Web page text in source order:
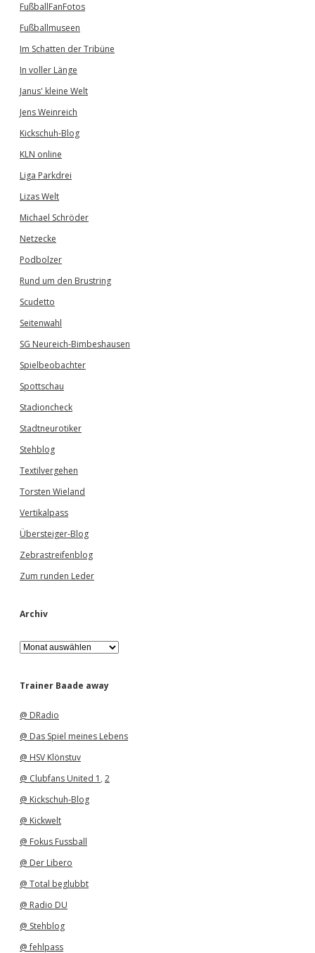
FußballFanFotos
Fußballmuseen
Im Schatten der Tribüne
In voller Länge
Janus' kleine Welt
Jens Weinreich
Kickschuh-Blog
KLN online
Liga Parkdrei
Lizas Welt
Michael Schröder
Netzecke
Podbolzer
Rund um den Brustring
Scudetto
Seitenwahl
SG Neureich-Bimbeshausen
Spielbeobachter
Spottschau
Stadioncheck
Stadtneurotiker
Stehblog
Textilvergehen
Torsten Wieland
Vertikalpass
Übersteiger-Blog
Zebrastreifenblog
Zum runden Leder
Archiv
A
r
h
Trainer Baade away
@ DRadio
@ Das Spiel meines Lebens
@ HSV Klönstuv
@ Clubfans United 1 , 2
@ Kickschuh-Blog
@ Kickwelt
@ Fokus Fussball
@ Der Libero
@ Total beglubbt
@ Radio DU
@ Stehblog
@ fehlpass